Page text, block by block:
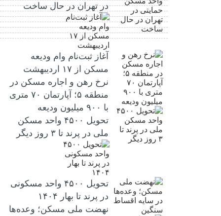
در تهران در حال ساخت
آغاز ثبت‌نام وام ودیعه
مسکن از ۱۷ اردیبهشت
نرخ‌ رهن و اجاره مسکن در
منطقه ۵؛ آپارتمان ۷۰ متری
با ۹۰۰ میلیون ودیعه
تحویل ۴۵۰۰ واحد مسکن
ملی در پرند تا ۳ روز دیگر
تحویل ۴۵۰۰ واحد مسکونی
در پرند تا بهار ۱۴۰۴
نهضت ملی مسکن؛ وعده‌ها